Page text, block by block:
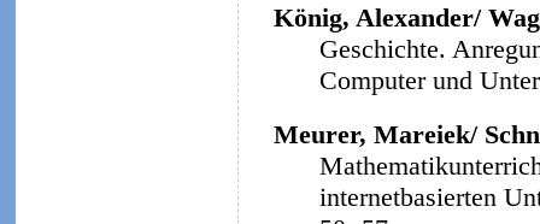
König, Alexander/
Geschichte.
Computer und
Meurer, Mareiek/
internetbasierten